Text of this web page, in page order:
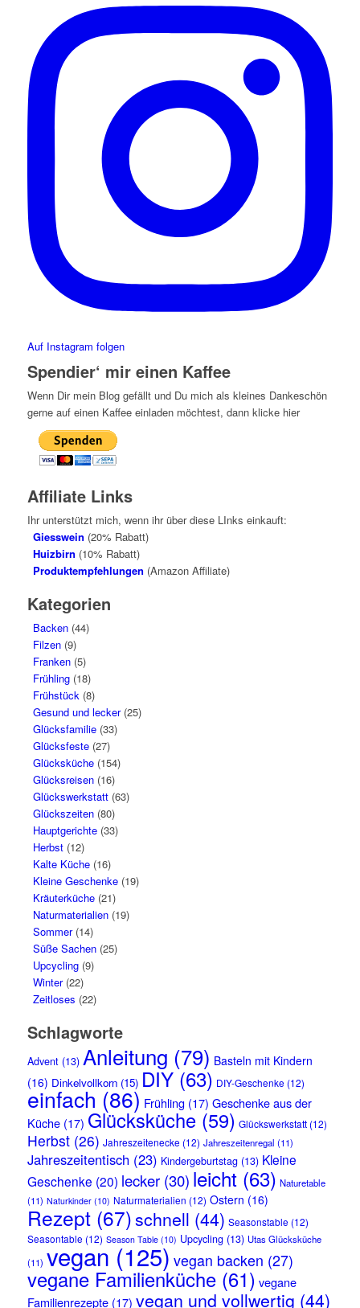
Auf Instagram folgen
Spendier‘ mir einen Kaffee
Wenn Dir mein Blog gefällt und Du mich als kleines Dankeschön
gerne auf einen Kaffee einladen möchtest, dann klicke hier
Affiliate Links
Ihr unterstützt mich, wenn ihr über diese LInks einkauft:
Giesswein (20% Rabatt)
Huizbirn (10% Rabatt)
Produktempfehlungen (Amazon Affiliate)
Kategorien
Backen(44)
Filzen(9)
Franken(5)
Frühling(18)
Frühstück (8)
Gesund und lecker(25)
Glücksfamilie(33)
Glücksfeste(27)
Glücksküche(154)
Glücksreisen(16)
Glückswerkstatt(63)
Glückszeiten(80)
Hauptgerichte(33)
Herbst(12)
Kalte Küche(16)
Kleine Geschenke(19)
Kräuterküche(21)
Naturmaterialien(19)
Sommer(14)
Süße Sachen(25)
Upcycling(9)
Winter(22)
Zeitloses (22)
Schlagworte
Advent(13) Anleitung (79) Basteln mit Kindern
(16) Dinkelvollkorn(15) DIY(63) DIY-Geschenke (12)
einfach (86) Frühling (17) Geschenke aus der
Küche(17) Glücksküche(59) Glückswerkstatt(12)
Herbst(26) Jahreszeitenecke (12) Jahreszeitenregal (11)
Jahreszeitentisch (23) Kindergeburtstag(13) Kleine
Geschenke (20) lecker(30) leicht(63) Naturetable
(11) Naturkinder(10) Naturmaterialien (12) Ostern (16)
Rezept(67)schnell (44) Seasonstable (12)
Seasontable (12) Season Table(10) Upcycling(13) Utas Glücksküche
(11) vegan (125) vegan backen (27)
vegane Familienküche(61) vegane
Familienrezepte(17) vegan und vollwertig (44)